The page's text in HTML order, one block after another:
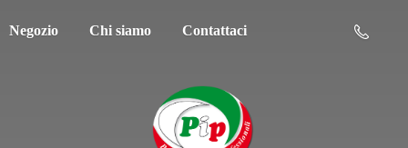
Negozio Chi siamo Contattaci